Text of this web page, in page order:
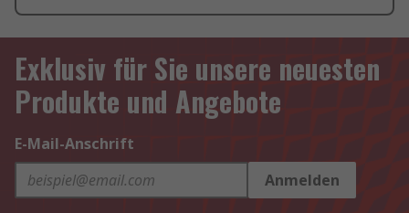
Exklusiv für Sie unsere neuesten
Produkte und Angebote
E-Mail-Anschrift
Anmelden